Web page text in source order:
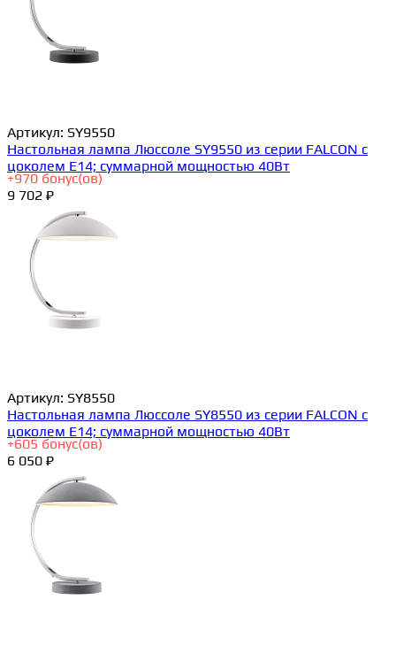
Артикул: SY9550
Настольная лампа Люссоле SY9550 из серии FALCON с
цоколем E14; суммарной мощностью 40Вт
+970 бонус(ов)
9 702 ₽
Артикул: SY8550
Настольная лампа Люссоле SY8550 из серии FALCON с
цоколем E14; суммарной мощностью 40Вт
+605 бонус(ов)
6 050 ₽